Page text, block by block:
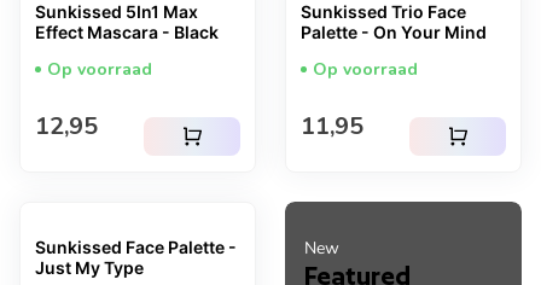
New
Featured
Sunkissed 5In1 Max
Effect Mascara - Black
Op voorraad
Normale prijs
12,95 shopping_cart
Sunkissed Trio Face
Palette - On Your Mind
Op voorraad
Normale prijs
11,95 shopping_cart
Sunkissed Face Palette -
Just My Type